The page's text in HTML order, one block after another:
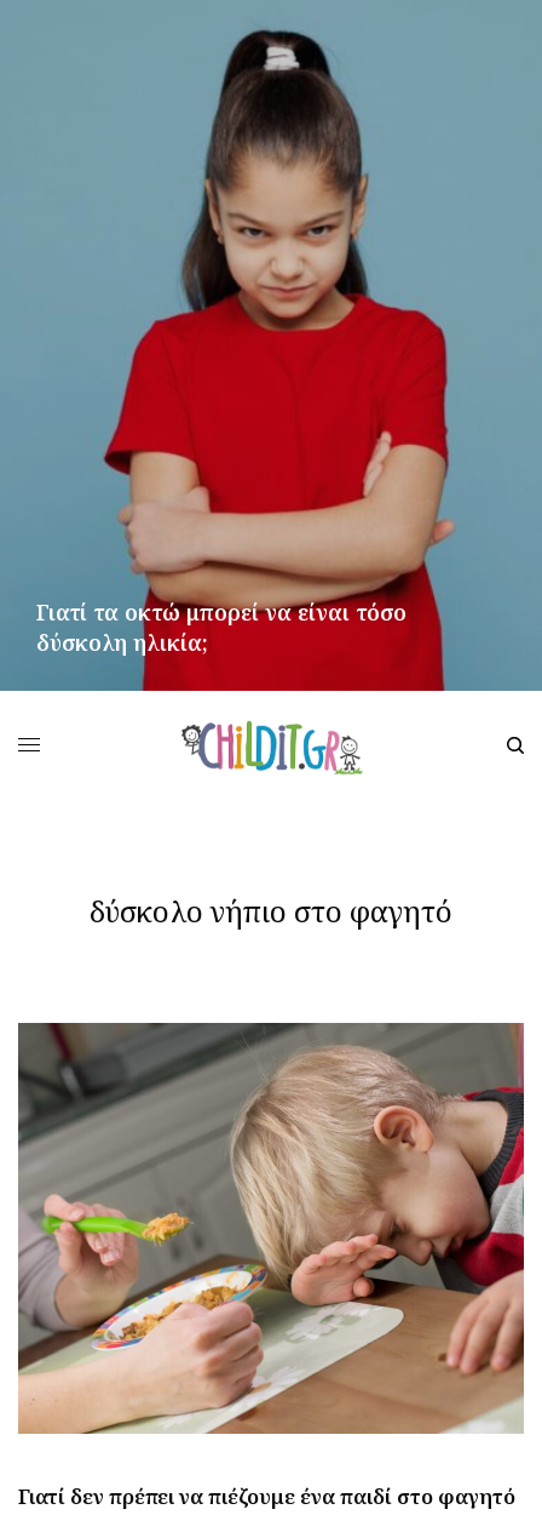
Γιατί τα οκτώ μπορεί να είναι τόσο
δύσκολη ηλικία;
δύσκολο νήπιο στο φαγητό
Γιατί δεν πρέπει να πιέζουμε ένα παιδί στο φαγητό